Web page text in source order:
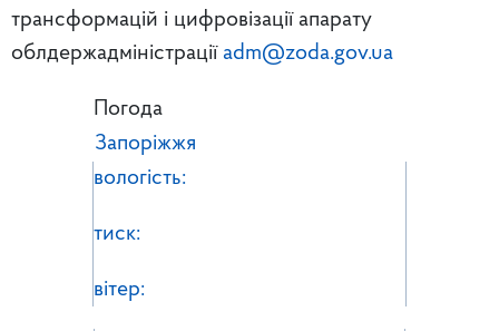
трансформацій і цифровізації апарату
облдержадміністрації adm@zoda.gov.ua
Погода
Запоріжжя
вологість:
тиск:
вітер: